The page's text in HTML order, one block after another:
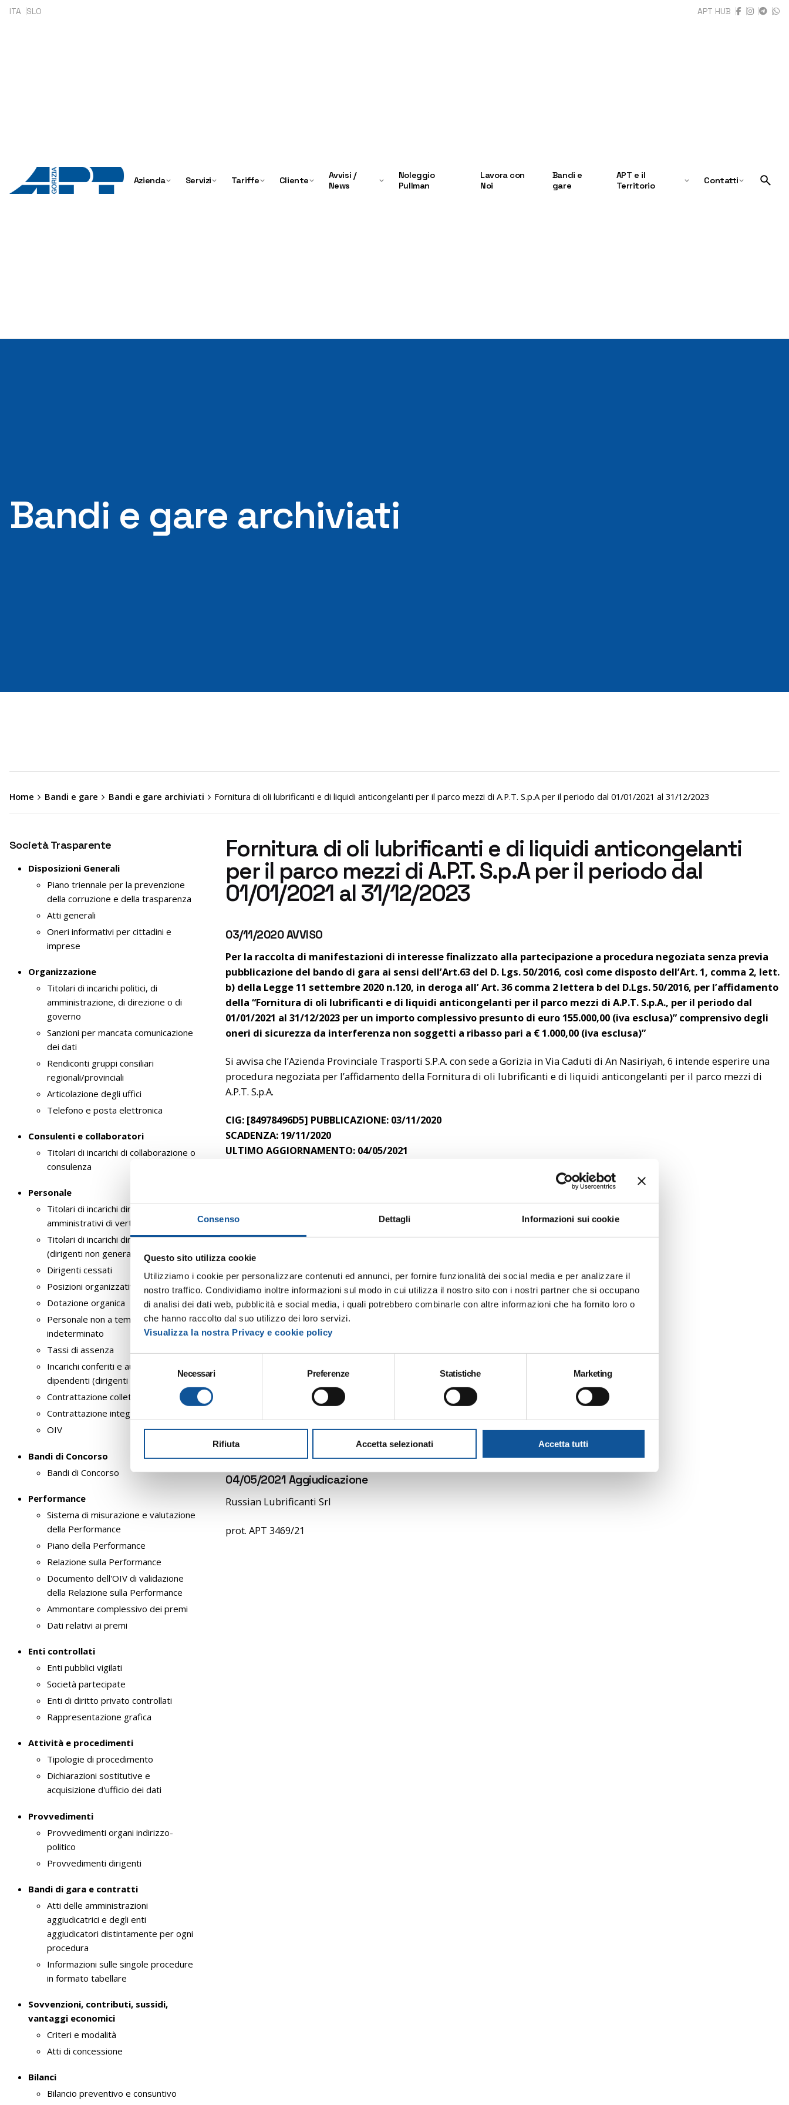
Consenso Dettagli Informazioni sui cookie
Questo sito utilizza cookie
Utilizziamo i cookie per personalizzare contenuti ed annunci, per fornire funzionalità dei social media e per analizzare il
nostro traffico. Condividiamo inoltre informazioni sul modo in cui utilizza il nostro sito con i nostri partner che si occupano
di analisi dei dati web, pubblicità e social media, i quali potrebbero combinarle con altre informazioni che ha fornito loro o
che hanno raccolto dal suo utilizzo dei loro servizi.
Visualizza la nostra Privacy e cookie policy
e
z
e
l
o
e
n
s
Necessari Preferenze Statistiche Marketing
Rifiuta Accetta selezionati Accetta tutti
Skip
ITA SLO APT HUB
Azienda Servizi Tariffe Cliente
Avvisi /
News
Noleggio
Pullman
Lavora con
Noi
Bandi e
gare
APT e il
Territorio
Contatti
Bandi e gare archiviati
Home Bandi e gare Bandi e gare archiviati Fornitura di oli lubrificanti e di liquidi anticongelanti per il parco mezzi di A.P.T. S.p.A per il periodo dal 01/01/2021 al 31/12/2023
Società Trasparente
Disposizioni Generali
Piano triennale per la prevenzione
della corruzione e della trasparenza
Atti generali
Oneri informativi per cittadini e
imprese
Organizzazione
Titolari di incarichi politici, di
amministrazione, di direzione o di
governo
Sanzioni per mancata comunicazione
dei dati
Rendiconti gruppi consiliari
regionali/provinciali
Articolazione degli uffici
Telefono e posta elettronica
Consulenti e collaboratori
Titolari di incarichi di collaborazione o
consulenza
Personale
Titolari di incarichi dirigenziali
amministrativi di vertice
Titolari di incarichi dirigenziali
(dirigenti non generali)
Dirigenti cessati
Posizioni organizzative
Dotazione organica
Personale non a tempo
indeterminato
Tassi di assenza
Incarichi conferiti e autorizzati ai
dipendenti (dirigenti e non dirigenti)
Contrattazione collettiva
Contrattazione integrativa
OIV
Bandi di Concorso
Bandi di Concorso
Performance
Sistema di misurazione e valutazione
della Performance
Piano della Performance
Relazione sulla Performance
Documento dell'OIV di validazione
della Relazione sulla Performance
Ammontare complessivo dei premi
Dati relativi ai premi
Enti controllati
Enti pubblici vigilati
Società partecipate
Enti di diritto privato controllati
Rappresentazione grafica
Attività e procedimenti
Tipologie di procedimento
Dichiarazioni sostitutive e
acquisizione d'ufficio dei dati
Provvedimenti
Provvedimenti organi indirizzo-
politico
Provvedimenti dirigenti
Bandi di gara e contratti
Atti delle amministrazioni
aggiudicatrici e degli enti
aggiudicatori distintamente per ogni
procedura
Informazioni sulle singole procedure
in formato tabellare
Sovvenzioni, contributi, sussidi,
vantaggi economici
Criteri e modalità
Atti di concessione
Bilanci
Bilancio preventivo e consuntivo
Fornitura di oli lubrificanti e di liquidi anticongelanti
per il parco mezzi di A.P.T. S.p.A per il periodo dal
01/01/2021 al 31/12/2023
03/11/2020 AVVISO
Per la raccolta di manifestazioni di interesse finalizzato alla partecipazione a procedura negoziata senza previa
pubblicazione del bando di gara ai sensi dell’Art.63 del D. Lgs. 50/2016, così come disposto dell’Art. 1, comma 2, lett.
b) della Legge 11 settembre 2020 n.120, in deroga all’ Art. 36 comma 2 lettera b del D.Lgs. 50/2016, per l’affidamento
della “Fornitura di oli lubrificanti e di liquidi anticongelanti per il parco mezzi di A.P.T. S.p.A., per il periodo dal
01/01/2021 al 31/12/2023 per un importo complessivo presunto di euro 155.000,00 (iva esclusa)” comprensivo degli
oneri di sicurezza da interferenza non soggetti a ribasso pari a € 1.000,00 (iva esclusa)”
Si avvisa che l’Azienda Provinciale Trasporti S.P.A. con sede a Gorizia in Via Caduti di An Nasiriyah, 6 intende esperire una
procedura negoziata per l’affidamento della Fornitura di oli lubrificanti e di liquidi anticongelanti per il parco mezzi di
A.P.T. S.p.A.
CIG: [84978496D5] PUBBLICAZIONE: 03/11/2020
SCADENZA: 19/11/2020
ULTIMO AGGIORNAMENTO: 04/05/2021
ALTRI ALLEGATI
Lubrificanti 2020_2 Allegato 1
Lubrificanti 2020_2 Allegato 2
Informativa privacy
gara_oli_lubrificanti_e_liquidi_anticongelanti___verbale 1
gara_oli_lubrificanti_e_liquidi_anticongelanti___verbale 3
04/05/2021 Aggiudicazione
Russian Lubrificanti Srl
prot. APT 3469/21